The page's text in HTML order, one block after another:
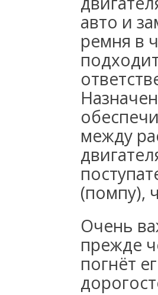
авто и
ремня в
между
(помпу),
Очень
прежде
погнёт